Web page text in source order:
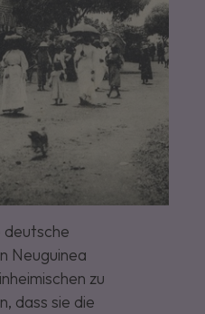
deutsche
Neuguinea
zu
dass sie die